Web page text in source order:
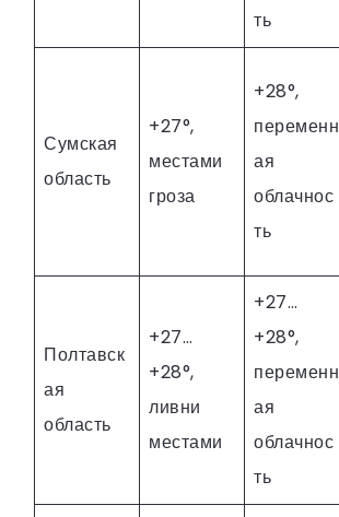
ть
Сумская
область
+27°,
местами
гроза
+28°,
переменн
ая
облачнос
ть
Полтавск
ая
область
+27…
+28°,
ливни
местами
+27…
+28°,
переменн
ая
облачнос
ть